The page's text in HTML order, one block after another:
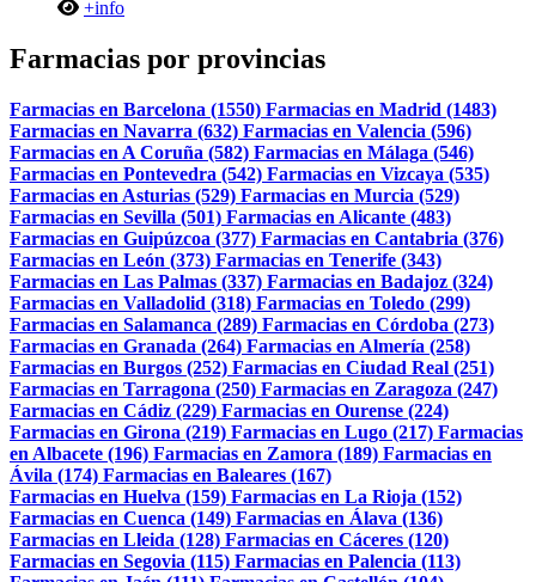
+info
Farmacias por provincias
Farmacias en Barcelona (1550) Farmacias en Madrid (1483)
Farmacias en Navarra (632) Farmacias en Valencia (596)
Farmacias en A Coruña (582) Farmacias en Málaga (546)
Farmacias en Pontevedra (542) Farmacias en Vizcaya (535)
Farmacias en Asturias (529) Farmacias en Murcia (529)
Farmacias en Sevilla (501) Farmacias en Alicante (483)
Farmacias en Guipúzcoa (377) Farmacias en Cantabria (376)
Farmacias en León (373) Farmacias en Tenerife (343)
Farmacias en Las Palmas (337) Farmacias en Badajoz (324)
Farmacias en Valladolid (318) Farmacias en Toledo (299)
Farmacias en Salamanca (289) Farmacias en Córdoba (273)
Farmacias en Granada (264) Farmacias en Almería (258)
Farmacias en Burgos (252) Farmacias en Ciudad Real (251)
Farmacias en Tarragona (250) Farmacias en Zaragoza (247)
Farmacias en Cádiz (229) Farmacias en Ourense (224)
Farmacias en Girona (219) Farmacias en Lugo (217) Farmacias
en Albacete (196) Farmacias en Zamora (189) Farmacias en
Ávila (174) Farmacias en Baleares (167)
Farmacias en Huelva (159) Farmacias en La Rioja (152)
Farmacias en Cuenca (149) Farmacias en Álava (136)
Farmacias en Lleida (128) Farmacias en Cáceres (120)
Farmacias en Segovia (115) Farmacias en Palencia (113)